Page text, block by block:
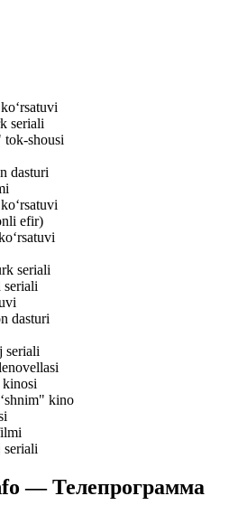
seriali
tok-shousi
dasturi
efir)
seriali
dasturi
seriali
kino
— Телепрограмма